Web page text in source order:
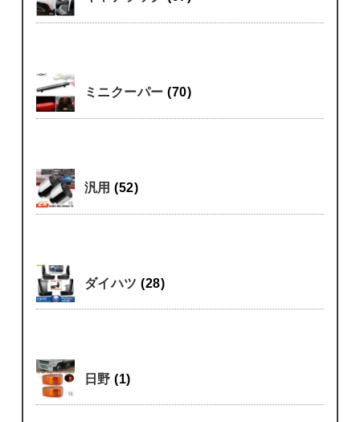
ミニクーパー(70)
汎用(52)
ダイハツ(28)
日野(1)